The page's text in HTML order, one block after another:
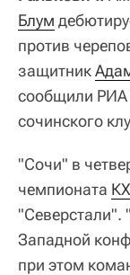
Блум
против
защитник
сообщили РИА
сочинского
"Сочи" в
чемпионата
"Северстали".
Западной
при этом